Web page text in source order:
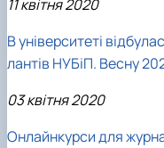
11 квітня 2020
В університеті
лантів НУБіП. Весну
03 квітня 2020
Онлайнкурси для